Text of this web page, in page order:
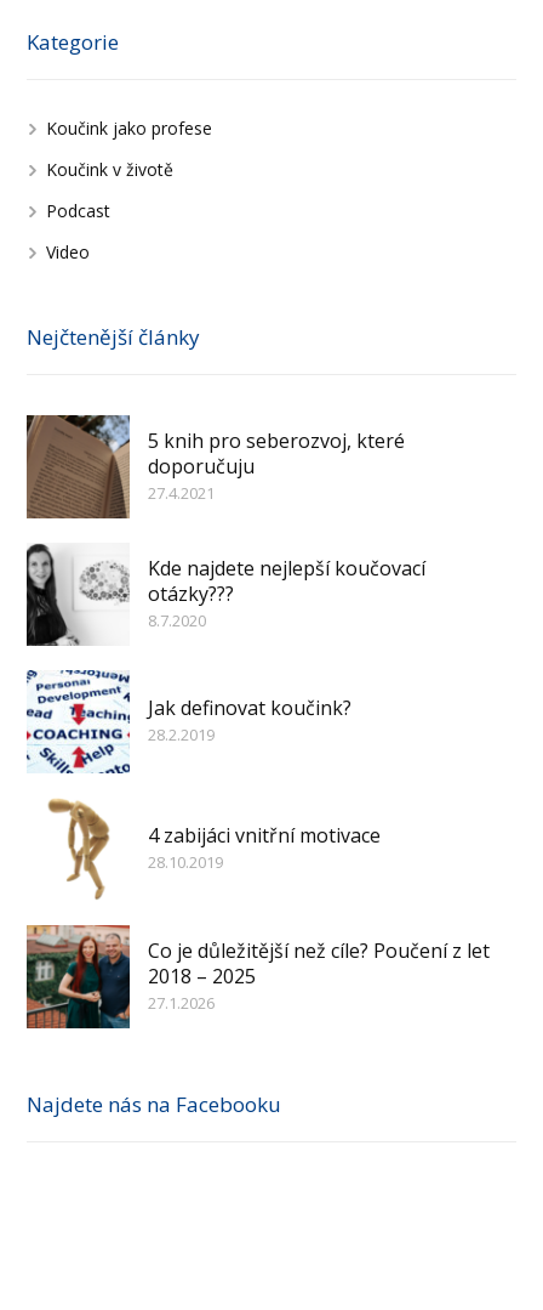
Kategorie
Koučink jako profese
Koučink v životě
Podcast
Video
Nejčtenější články
5 knih pro seberozvoj, které
doporučuju
27.4.2021
Kde najdete nejlepší koučovací
otázky???
8.7.2020
Jak definovat koučink?
28.2.2019
4 zabijáci vnitřní motivace
28.10.2019
Co je důležitější než cíle? Poučení z let
2018 – 2025
27.1.2026
Najdete nás na Facebooku